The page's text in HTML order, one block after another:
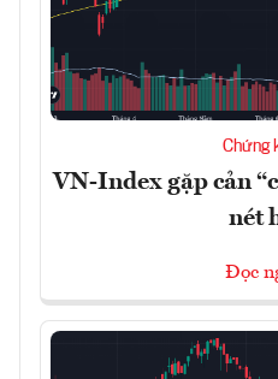
Chứng
VN-Index gặp cản
nét
Đọc